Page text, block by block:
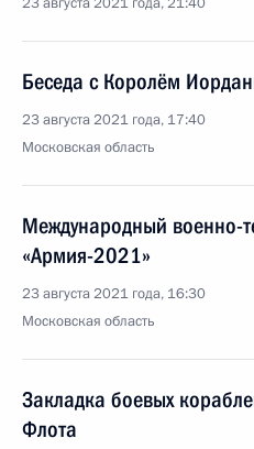
Беседа с Королём
23 августа 2021 года, 17:40
Московская область
Международный военно-
«Армия-2021»
23 августа 2021 года, 16:30
Московская область
Закладка боевых
Флота